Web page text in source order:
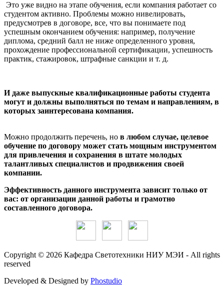
Это уже видно на этапе обучения, если компания работает со
студентом активно. Проблемы можно нивелировать,
предусмотрев в договоре, все, что вы понимаете под
успешным окончанием обучения: например, получение
диплома, средний балл не ниже определенного уровня,
прохождение профессиональной сертификации, успешность
практик, стажировок, штрафные санкции и т. д.
И даже выпускные квалификационные работы студента
могут и должны выполняться по темам и направлениям, в
которых заинтересована компания.
Можно продолжить перечень, но в любом случае, целевое
обучение по договору может стать мощным инструментом
для привлечения и сохранения в штате молодых
талантливых специалистов и продвижения своей
компании.
Эффективность данного инструмента зависит только от
вас: от организации данной работы и грамотно
составленного договора.
Copyright © 2026 Кафедра Светотехники НИУ МЭИ - All rights
reserved
Developed & Designed by Phostudio